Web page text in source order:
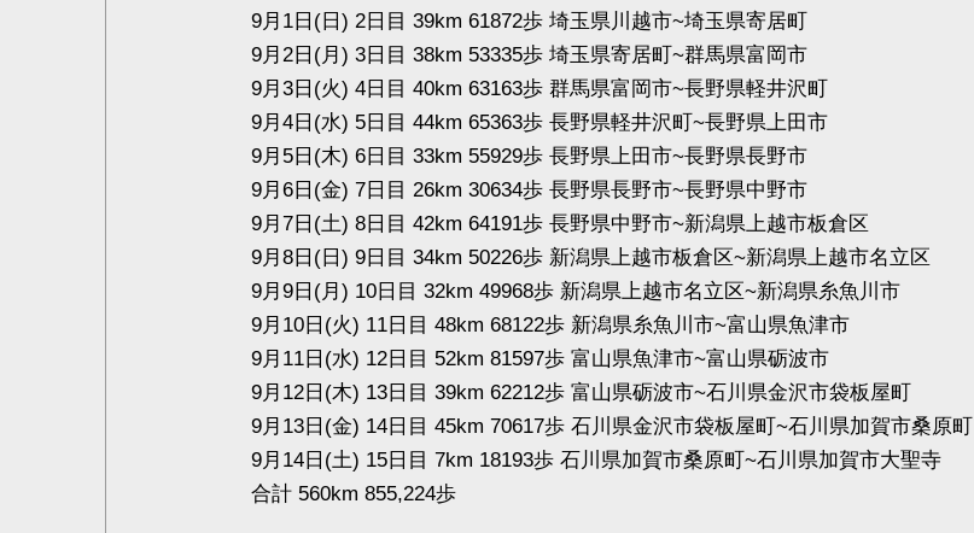
9月1日(日) 2日目 39km 61872歩 埼玉県川越市~埼玉県寄居町
9月2日(月) 3日目 38km 53335歩 埼玉県寄居町~群馬県富岡市
9月3日(火) 4日目 40km 63163歩 群馬県富岡市~長野県軽井沢町
9月4日(水) 5日目 44km 65363歩 長野県軽井沢町~長野県上田市
9月5日(木) 6日目 33km 55929歩 長野県上田市~長野県長野市
9月6日(金) 7日目 26km 30634歩 長野県長野市~長野県中野市
9月7日(土) 8日目 42km 64191歩 長野県中野市~新潟県上越市板倉区
9月8日(日) 9日目 34km 50226歩 新潟県上越市板倉区~新潟県上越市名立区
9月9日(月) 10日目 32km 49968歩 新潟県上越市名立区~新潟県糸魚川市
9月10日(火) 11日目 48km 68122歩 新潟県糸魚川市~富山県魚津市
9月11日(水) 12日目 52km 81597歩 富山県魚津市~富山県砺波市
9月12日(木) 13日目 39km 62212歩 富山県砺波市~石川県金沢市袋板屋町
9月13日(金) 14日目 45km 70617歩 石川県金沢市袋板屋町~石川県加賀市桑原町
9月14日(土) 15日目 7km 18193歩 石川県加賀市桑原町~石川県加賀市大聖寺
合計 560km 855,224歩